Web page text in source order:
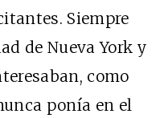
Siempre
de Nueva York y
como
ponía en el